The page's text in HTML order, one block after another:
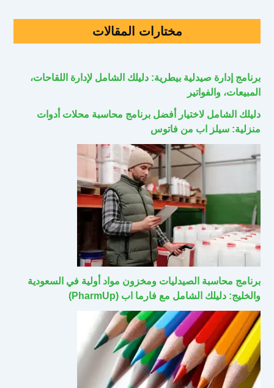
مختارات المقالات
برنامج إدارة صيدلية بيطرية: دليلك الشامل لإدارة اللقاحات،
المبيعات، والفواتير
دليلك الشامل لاختيار أفضل برنامج محاسبة محلات أدوات
منزلية: سيلز اب من فاتوس
برنامج محاسبة الصيدليات ومخزون مواد أولية في السعودية
والخليج: دليلك الشامل مع فارما اب (PharmUp)